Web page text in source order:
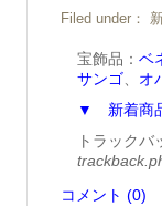
Filed under：
宝飾品： ベ
サンゴ
オ
▼ 新着商
トラック
コメント (0)